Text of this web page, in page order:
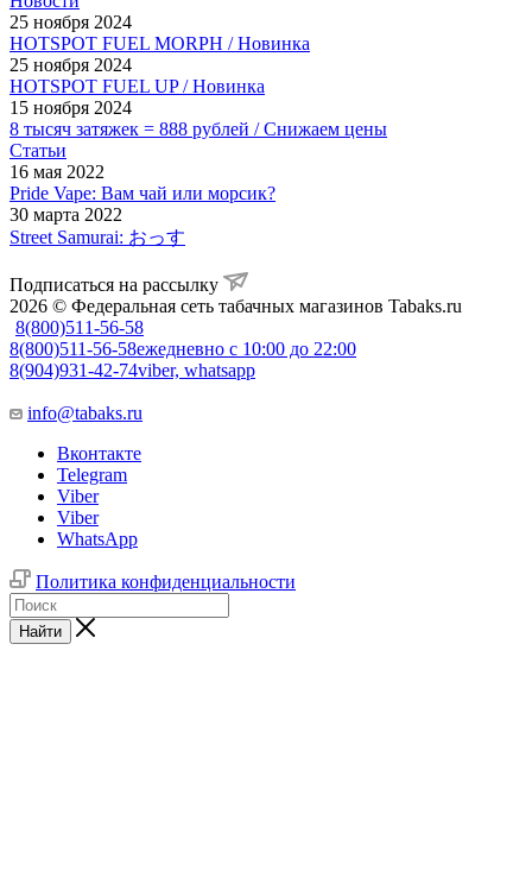
25 ноября 2024
HOTSPOT FUEL MORPH / Новинка
25 ноября 2024
HOTSPOT FUEL UP / Новинка
15 ноября 2024
8 тысяч затяжек = 888 рублей / Снижаем цены
Статьи
16 мая 2022
Pride Vape: Вам чай или морсик?
30 марта 2022
Street Samurai: おっす
Подписаться на рассылку
2026 © Федеральная сеть табачных магазинов Tabaks.ru
8(800)511-56-58
8(800)511-56-58ежедневно с 10:00 до 22:00
8(904)931-42-74viber, whatsapp
info@tabaks.ru
Вконтакте
Telegram
Viber
Viber
WhatsApp
Политика конфиденциальности
Найти